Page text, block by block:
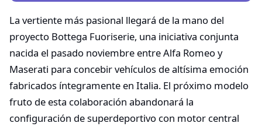
La vertiente más pasional llegará de la mano del
proyecto Bottega Fuoriserie, una iniciativa conjunta
nacida el pasado noviembre entre Alfa Romeo y
Maserati para concebir vehículos de altísima emoción
fabricados íntegramente en Italia. El próximo modelo
fruto de esta colaboración abandonará la
configuración de superdeportivo con motor central